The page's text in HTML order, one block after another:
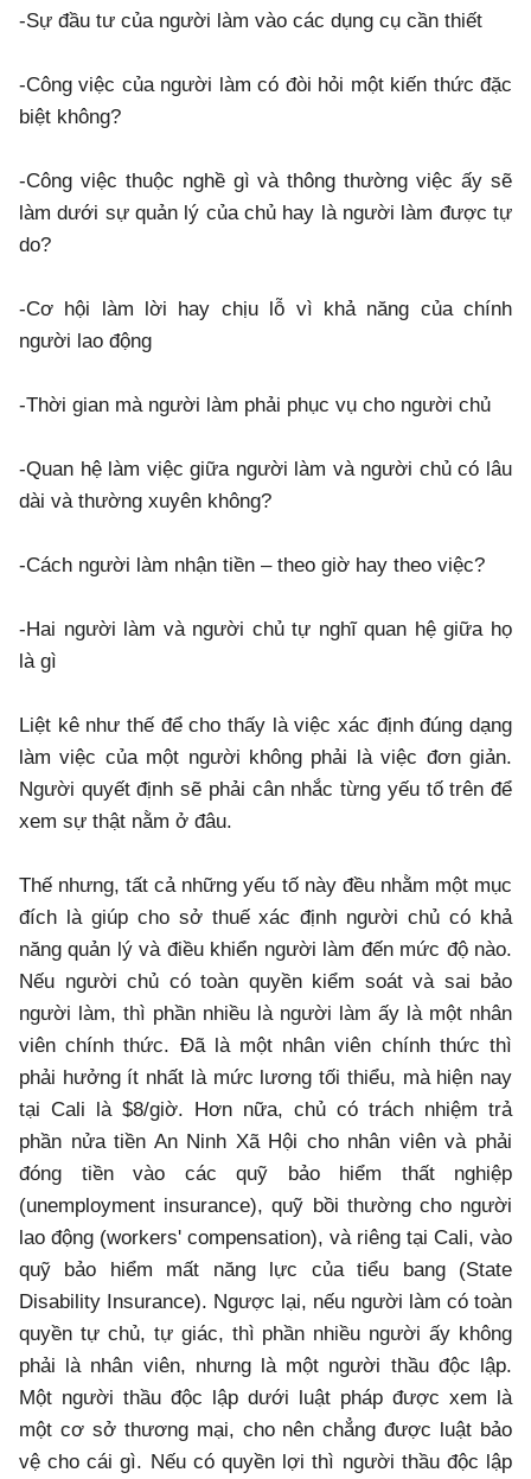
-Sự đầu tư của người làm vào các dụng cụ cần thiết
-Công việc của người làm có đòi hỏi một kiến thức đặc
biệt không?
-Công việc thuộc nghề gì và thông thường việc ấy sẽ
làm dưới sự quản lý của chủ hay là người làm được tự
do?
-Cơ hội làm lời hay chịu lỗ vì khả năng của chính
người lao động
-Thời gian mà người làm phải phục vụ cho người chủ
-Quan hệ làm việc giữa người làm và người chủ có lâu
dài và thường xuyên không?
-Cách người làm nhận tiền – theo giờ hay theo việc?
-Hai người làm và người chủ tự nghĩ quan hệ giữa họ
là gì
Liệt kê như thế để cho thấy là việc xác định đúng dạng
làm việc của một người không phải là việc đơn giản.
Người quyết định sẽ phải cân nhắc từng yếu tố trên để
xem sự thật nằm ở đâu.
Thế nhưng, tất cả những yếu tố này đều nhằm một mục
đích là giúp cho sở thuế xác định người chủ có khả
năng quản lý và điều khiển người làm đến mức độ nào.
Nếu người chủ có toàn quyền kiểm soát và sai bảo
người làm, thì phần nhiều là người làm ấy là một nhân
viên chính thức. Đã là một nhân viên chính thức thì
phải hưởng ít nhất là mức lương tối thiểu, mà hiện nay
tại Cali là $8/giờ. Hơn nữa, chủ có trách nhiệm trả
phần nửa tiền An Ninh Xã Hội cho nhân viên và phải
đóng tiền vào các quỹ bảo hiểm thất nghiệp
(unemployment insurance), quỹ bồi thường cho người
lao động (workers' compensation), và riêng tại Cali, vào
quỹ bảo hiểm mất năng lực của tiểu bang (State
Disability Insurance). Ngược lại, nếu người làm có toàn
quyền tự chủ, tự giác, thì phần nhiều người ấy không
phải là nhân viên, nhưng là một người thầu độc lập.
Một người thầu độc lập dưới luật pháp được xem là
một cơ sở thương mại, cho nên chẳng được luật bảo
vệ cho cái gì. Nếu có quyền lợi thì người thầu độc lập